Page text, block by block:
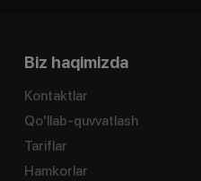
Biz haqimizda
Kontaktlar
Qo'llab-quvvatlash
Tariflar
Hamkorlar